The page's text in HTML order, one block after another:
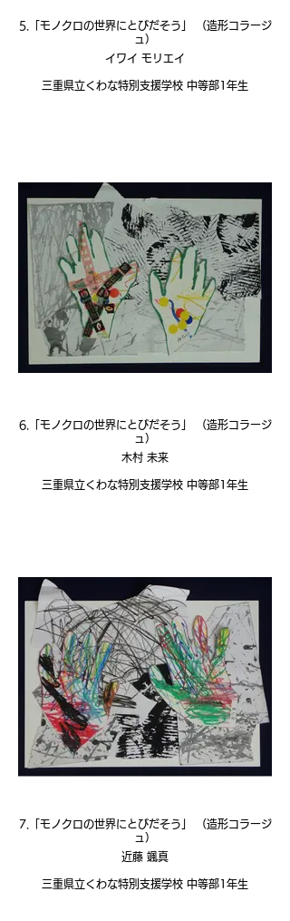
5.「モノクロの世界にとびだそう」 （造形コラージ
ュ）
イワイ モリエイ
三重県立くわな特別支援学校 中等部1年生
6.「モノクロの世界にとびだそう」 （造形コラージ
ュ）
木村 未来
三重県立くわな特別支援学校 中等部1年生
7.「モノクロの世界にとびだそう」 （造形コラージ
ュ）
近藤 颯真
三重県立くわな特別支援学校 中等部1年生